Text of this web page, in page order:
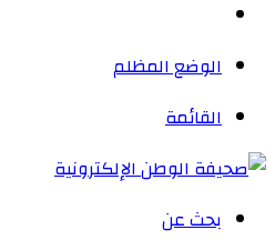
الوضع المظلم
القائمة
بحث عن